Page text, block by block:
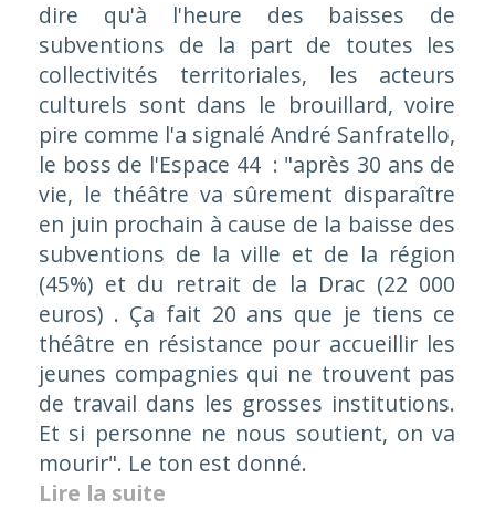
dire qu'à l'heure des baisses de
subventions de la part de toutes les
collectivités territoriales, les acteurs
culturels sont dans le brouillard, voire
pire comme l'a signalé André Sanfratello,
le boss de l'Espace 44 : "après 30 ans de
vie, le théâtre va sûrement disparaître
en juin prochain à cause de la baisse des
subventions de la ville et de la région
(45%) et du retrait de la Drac (22 000
euros) . Ça fait 20 ans que je tiens ce
théâtre en résistance pour accueillir les
jeunes compagnies qui ne trouvent pas
de travail dans les grosses institutions.
Et si personne ne nous soutient, on va
mourir". Le ton est donné.
Lire la suite